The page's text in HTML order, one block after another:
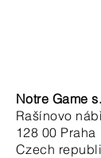
Notre Game
Rašínovo
128 00 Praha
Czech